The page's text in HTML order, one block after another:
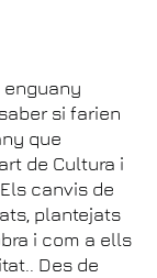
enguany
si farien
que
de Cultura i
canvis de
plantejats
i com a ells
Des de